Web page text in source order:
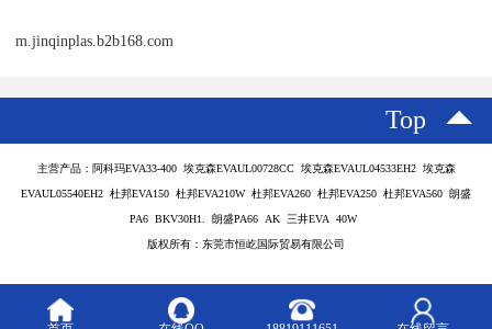
m.jinqinplas.b2b168.com
Top
主营产品：阿科玛EVA33-400 埃克森EVAUL00728CC 埃克森EVAUL04533EH2 埃克森
EVAUL05540EH2 杜邦EVA150 杜邦EVA210W 杜邦EVA260 杜邦EVA250 杜邦EVA560 朗盛
PA6 BKV30H1. 朗盛PA66 AK 三井EVA 40W
版权所有：东莞市恒屹国际贸易有限公司